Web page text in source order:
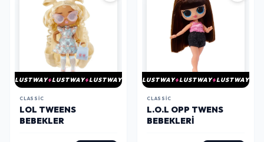
LUSTWAY LUSTWAY LUSTWAY
CLASSIC
LOL TWEENS
BEBEKLER
LUSTWAY LUSTWAY LUSTWAY
CLASSIC
L.O.L OPP TWENS
BEBEKLERI